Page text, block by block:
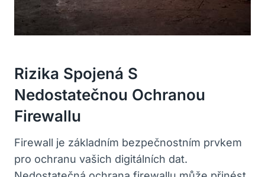
Rizika Spojená S
Nedostatečnou Ochranou
Firewallu
Firewall je základním bezpečnostním prvkem
pro ochranu vašich digitálních dat.